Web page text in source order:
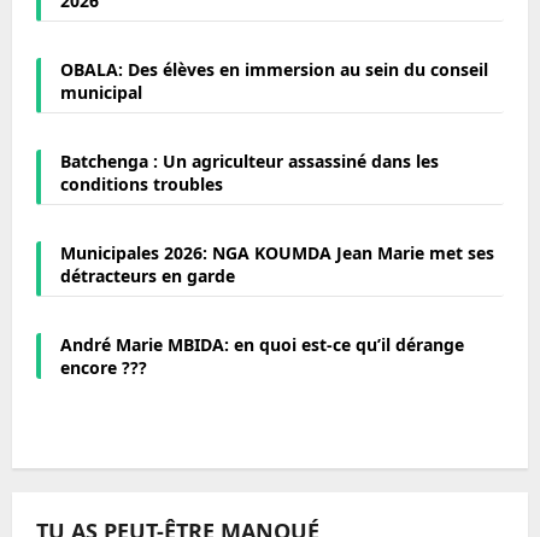
OBALA: Des élèves en immersion au sein du conseil
municipal
Batchenga : Un agriculteur assassiné dans les
conditions troubles
Municipales 2026: NGA KOUMDA Jean Marie met ses
détracteurs en garde
André Marie MBIDA: en quoi est-ce qu’il dérange
encore ???
TU AS PEUT-ÊTRE MANQUÉ